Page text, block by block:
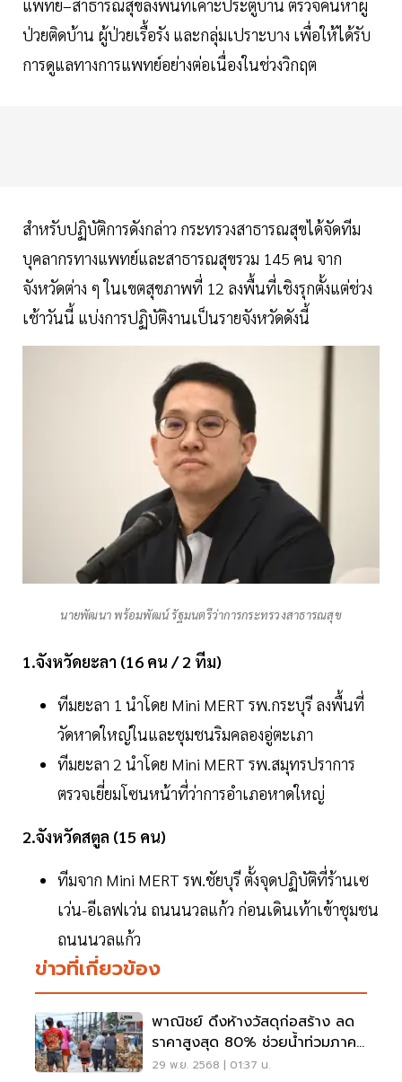
แพทย์–สาธารณสุขลงพื้นที่เคาะประตูบ้าน ตรวจค้นหาผู้
ป่วยติดบ้าน ผู้ป่วยเรื้อรัง และกลุ่มเปราะบาง เพื่อให้ได้รับ
การดูแลทางการแพทย์อย่างต่อเนื่องในช่วงวิกฤต
สำหรับปฏิบัติการดังกล่าว กระทรวงสาธารณสุขได้จัดทีม
บุคลากรทางแพทย์และสาธารณสุขรวม 145 คน จาก
จังหวัดต่าง ๆ ในเขตสุขภาพที่ 12 ลงพื้นที่เชิงรุกตั้งแต่ช่วง
เช้าวันนี้ แบ่งการปฏิบัติงานเป็นรายจังหวัดดังนี้
นายพัฒนา พร้อมพัฒน์ รัฐมนตรีว่าการกระทรวงสาธารณสุข
1.จังหวัดยะลา (16 คน / 2 ทีม)
ทีมยะลา 1 นำโดย Mini MERT รพ.กระบุรี ลงพื้นที่
วัดหาดใหญ่ในและชุมชนริมคลองอู่ตะเภา
ทีมยะลา 2 นำโดย Mini MERT รพ.สมุทรปราการ
ตรวจเยี่ยมโซนหน้าที่ว่าการอำเภอหาดใหญ่
2.จังหวัดสตูล (15 คน)
ทีมจาก Mini MERT รพ.ชัยบุรี ตั้งจุดปฏิบัติที่ร้านเซ
เว่น-อีเลฟเว่น ถนนนวลแก้ว ก่อนเดินเท้าเข้าชุมชน
ถนนนวลแก้ว
ข่าวที่เกี่ยวข้อง
พาณิชย์ ดึงห้างวัสดุก่อสร้าง ลด
ราคาสูงสุด 80% ช่วยน้ำท่วมภาค
ใต้
29 พ.ย. 2568 | 01:37 น.